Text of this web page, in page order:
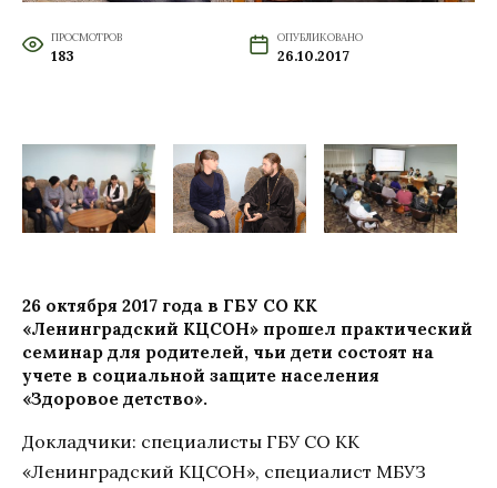
ПРОСМОТРОВ
183
ОПУБЛИКОВАНО
26.10.2017
26 октября 2017 года в ГБУ СО КК
«Ленинградский КЦСОН» прошел практический
семинар для родителей, чьи дети состоят на
учете в социальной защите населения
«Здоровое детство».
Докладчики: специалисты ГБУ СО КК
«Ленинградский КЦСОН», специалист МБУЗ